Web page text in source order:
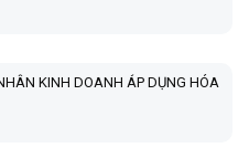
KINH DOANH ÁP DỤNG HÓA